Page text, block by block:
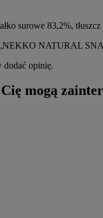
surowe 83,2%,
NATURAL
dodać opinię.
mogą